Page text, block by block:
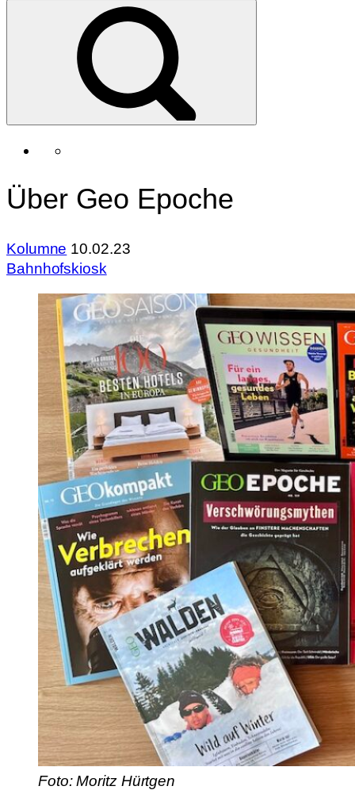
Über Geo Epoche
Kolumne 10.02.23
Bahnhofskiosk
Foto: Moritz Hürtgen